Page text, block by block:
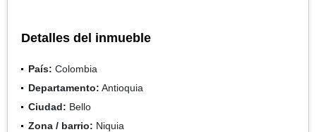
Detalles del inmueble
País: Colombia
Departamento: Antioquia
Ciudad: Bello
Zona / barrio: Niquia